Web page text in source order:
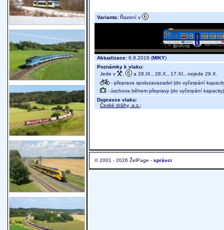
Varianta: Řazení v
Aktualizace: 6.9.2016 (MIKY)
Poznámky k vlaku:
Jede v
a 28.IX., 28.X., 17.XI., nejede 29.X.
- přeprava spoluzavazadel (do vyčerpání
- úschova během přepravy (do vyčerpání kapacity)
Dopravce vlaku:
České dráhy, a.s. ;
© 2001 - 2026 ŽelPage - správci